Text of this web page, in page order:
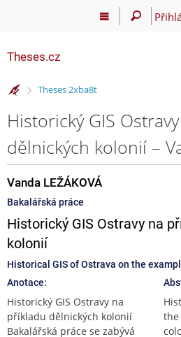
Theses.cz
>
Theses 2xba8t
Historický GIS
dělnických kolonií –
Vanda LEŽÁKOVÁ
Bakalářská práce
Historický GIS Ostravy na
kolonií
Historical GIS of Ostrava on the
Anotace:
Historický GIS Ostravy na
příkladu dělnických kolonií
Bakalářská práce se zabývá
the